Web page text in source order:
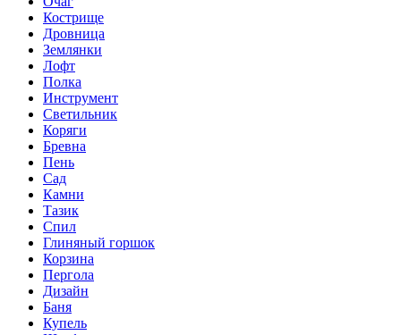
Кострище
Дровница
Землянки
Лофт
Полка
Инструмент
Светильник
Коряги
Бревна
Пень
Сад
Камни
Тазик
Спил
Глиняный горшок
Корзина
Пергола
Дизайн
Баня
Купель